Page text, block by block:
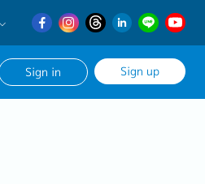
Sign in Sign up